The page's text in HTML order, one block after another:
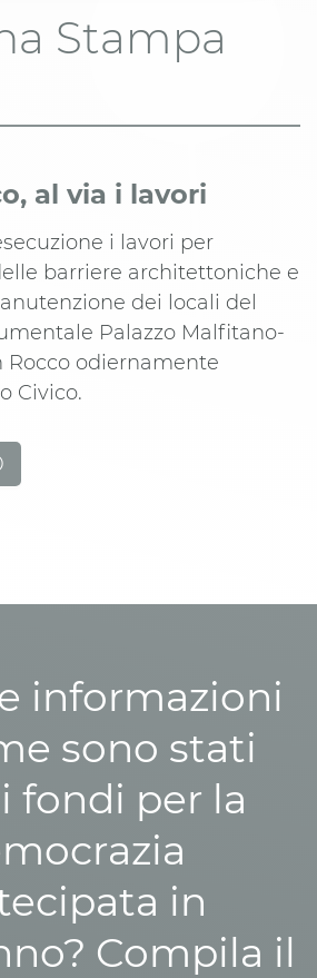
Stampa
al via i lavori
i lavori per
barriere architettoniche e
dei locali del
Palazzo Malfitano-
Rocco odiernamente
Civico.
informazioni
sono stati
fondi per la
in
Compila il